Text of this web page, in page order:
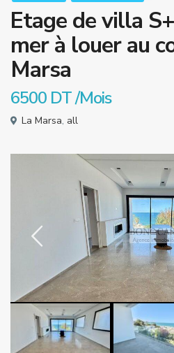
Etage de villa
mer à louer au
Marsa
6500 DT/Mois
La Marsa, all